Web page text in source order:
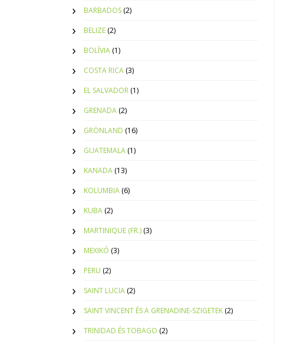
BARBADOS (2)
BELIZE (2)
BOLÍVIA (1)
COSTA RICA (3)
EL SALVADOR (1)
GRENADA (2)
GRÖNLAND (16)
GUATEMALA (1)
KANADA (13)
KOLUMBIA (6)
KUBA (2)
MARTINIQUE (FR.) (3)
MEXIKÓ (3)
PERU (2)
SAINT LUCIA (2)
SAINT VINCENT ÉS A GRENADINE-SZIGETEK (2)
TRINIDAD ÉS TOBAGO (2)